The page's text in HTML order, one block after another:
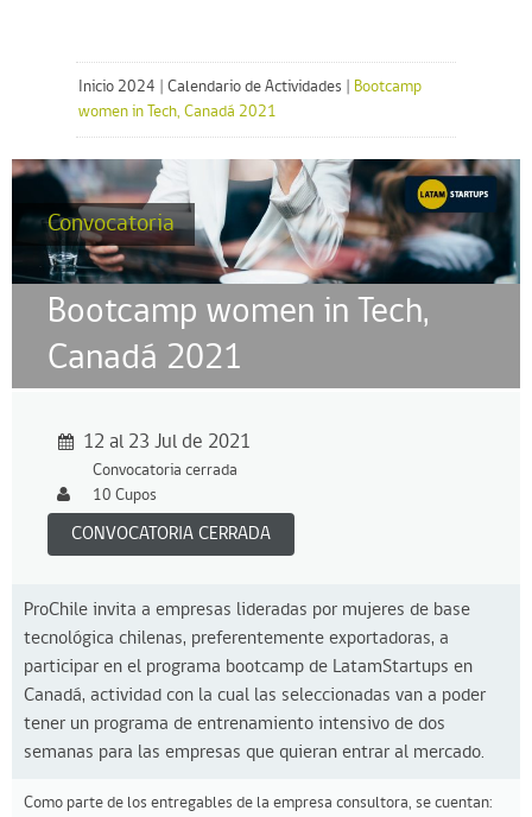
Inicio 2024 Calendario de Actividades
Bootcamp
women in Tech, Canadá 2021
Convocatoria
Bootcamp women in Tech,
Canadá 2021
12 al 23 Jul de 2021
Convocatoria cerrada
10 Cupos
CONVOCATORIA CERRADA
ProChile invita a empresas lideradas por mujeres de base
tecnológica chilenas, preferentemente exportadoras, a
participar en el programa bootcamp de LatamStartups en
Canadá, actividad con la cual las seleccionadas van a poder
tener un programa de entrenamiento intensivo de dos
semanas para las empresas que quieran entrar al mercado.
Como parte de los entregables de la empresa consultora, se cuentan: